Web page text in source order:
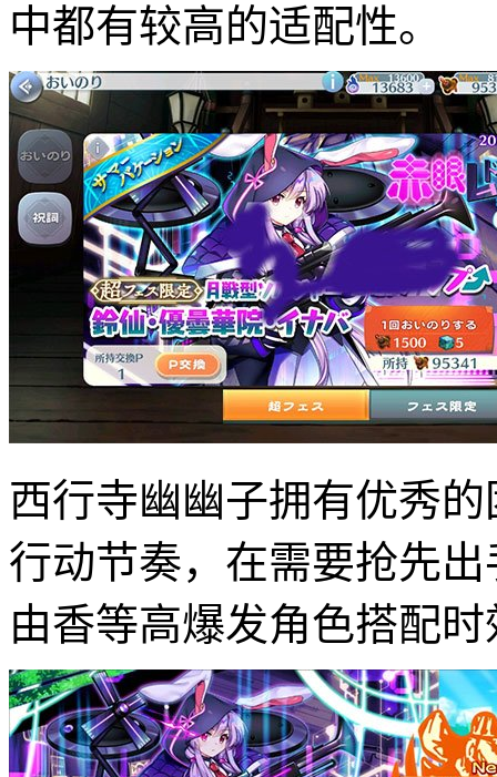
中都有较高的适配性。
西行寺幽幽子拥有优秀
行动节奏，在需要抢先
由香等高爆发角色搭配